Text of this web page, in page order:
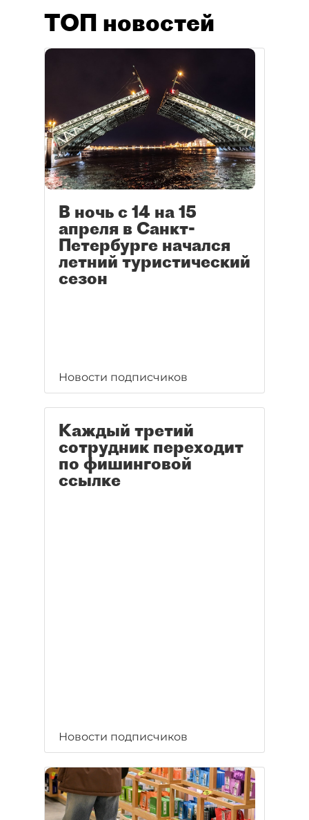
ТОП новостей
В ночь с 14 на 15
апреля в Санкт-
Петербурге начался
летний туристический
сезон
Новости подписчиков
Каждый третий
сотрудник переходит
по фишинговой
ссылке
Новости подписчиков